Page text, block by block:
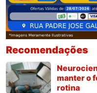
Recomendações
manter o
rotina